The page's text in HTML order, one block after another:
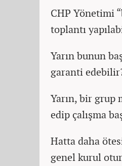
CHP Yönetimi
toplantı
Yarın bunun
garanti
Yarın, bir
edip çalışma
Hatta daha
genel kurul